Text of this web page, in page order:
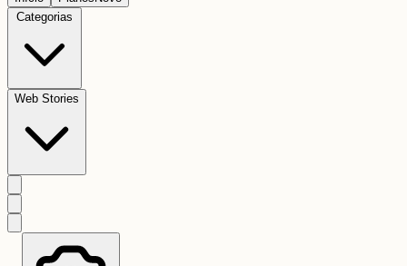
Categorias
Web Stories